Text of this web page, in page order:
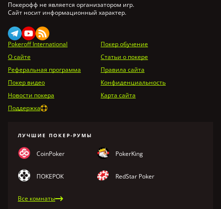
Покерофф не является организатором игр.
Сайт носит информационный характер.
Pokeroff International
Покер обучение
О сайте
Статьи о покере
Реферальная программа
Правила сайта
Покер видео
Конфиденциальность
Новости покера
Карта сайта
Поддержка
ЛУЧШИЕ ПОКЕР-РУМЫ
CoinPoker PokerKing
ПОКЕРОК RedStar Poker
Все комнаты